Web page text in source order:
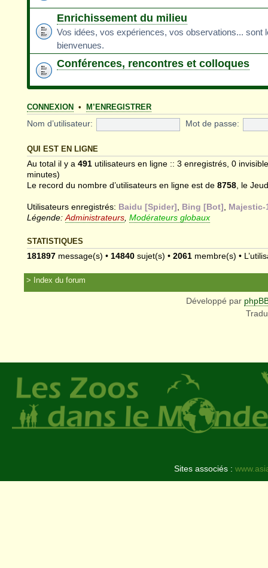
Enrichissement du milieu
Vos idées, vos expériences, vos observations... sont
bienvenues.
Conférences, rencontres et colloques
CONNEXION • M’ENREGISTRER
Nom d’utilisateur: Mot de passe:
QUI EST EN LIGNE
Au total il y a 491 utilisateurs en ligne :: 3 enregistrés, 0
minutes)
Le record du nombre d’utilisateurs en ligne est de 8758 , le
Utilisateurs enregistrés: Baidu [Spider] Bing [Bot]
Légende: Administrateurs Modérateurs globaux
STATISTIQUES
181897 message(s) • 14840 sujet(s) • 2061 membre(s) •
Index du forum
Développé par
Sites associés :